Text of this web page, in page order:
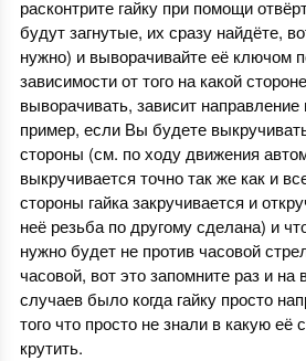
расконтрите гайку при помощи
будут загнутые, их сразу найдёте,
нужно) и выворачивайте её ключом
зависимости от того на какой
выворачивать, зависит
пример, если Вы будете
стороны (см. по ходу движения
выкручивается точно так же как и
стороны гайка закручивается и
неё резьба по другому сделана) и
нужно будет не против часовой
часовой, вот это запомните раз и на
случаев было когда гайку просто
того что просто не знали в какую её
крутить.